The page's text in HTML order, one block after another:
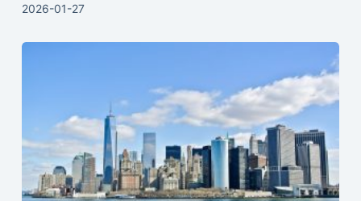
2026-01-27